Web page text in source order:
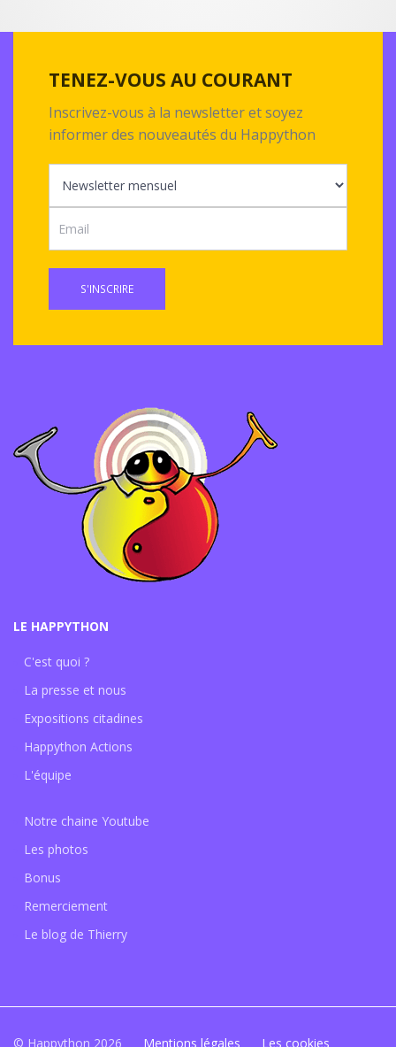
TENEZ-VOUS AU COURANT
Inscrivez-vous à la newsletter et soyez
informer des nouveautés du Happython
S'INSCRIRE
LE HAPPYTHON
C'est quoi ?
La presse et nous
Expositions citadines
Happython Actions
L'équipe
Notre chaine Youtube
Les photos
Bonus
Remerciement
Le blog de Thierry
© Happython 2026 Mentions légales Les cookies